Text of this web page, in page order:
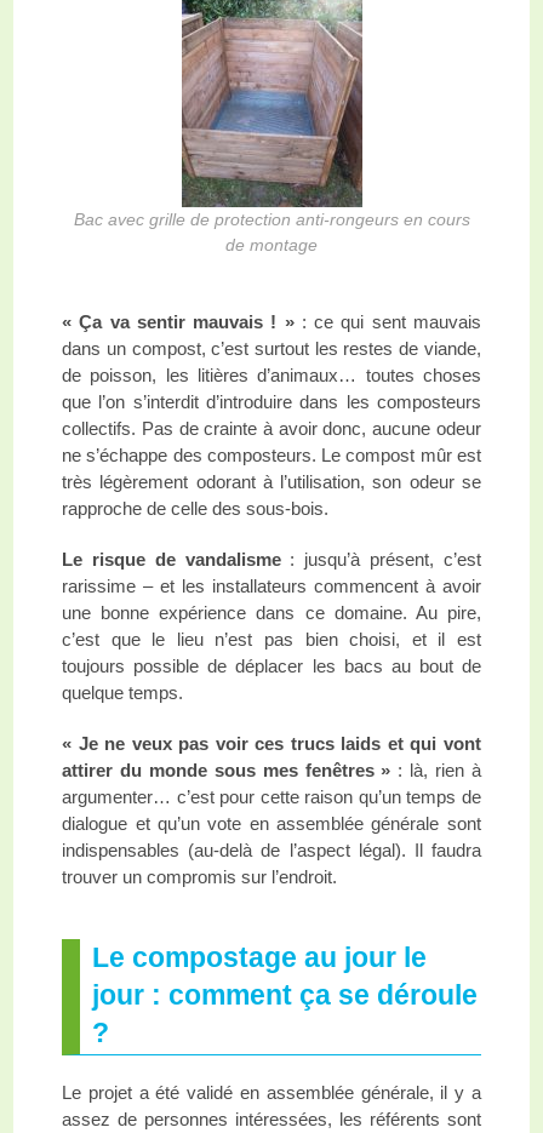
Bac avec grille de protection anti-rongeurs en cours
de montage
« Ça va sentir mauvais ! »: ce qui sent mauvais
dans un compost, c’est surtout les restes de viande,
de poisson, les litières d’animaux… toutes choses
que l’on s’interdit d’introduire dans les composteurs
collectifs. Pas de crainte à avoir donc, aucune odeur
ne s’échappe des composteurs. Le compost mûr est
très légèrement odorant à l’utilisation, son odeur se
rapproche de celle des sous-bois.
Le risque de vandalisme: jusqu’à présent, c’est
rarissime – et les installateurs commencent à avoir
une bonne expérience dans ce domaine. Au pire,
c’est que le lieu n’est pas bien choisi, et il est
toujours possible de déplacer les bacs au bout de
quelque temps.
« Je ne veux pas voir ces trucs laids et qui vont
attirer du monde sous mes fenêtres » : là, rien à
argumenter… c’est pour cette raison qu’un temps de
dialogue et qu’un vote en assemblée générale sont
indispensables (au-delà de l’aspect légal). Il faudra
trouver un compromis sur l’endroit.
Le compostage au jour le
jour : comment ça se déroule
?
Le projet a été validé en assemblée générale, il y a
assez de personnes intéressées, les référents sont